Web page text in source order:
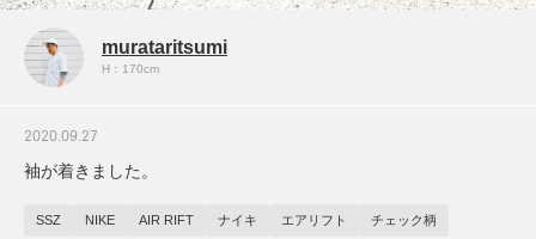
murataritsumi
H：170cm
2020.09.27
袖が着きました。
SSZ NIKE AIR RIFT ナイキ エアリフト チェック柄